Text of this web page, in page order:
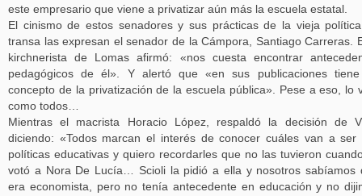
este empresario que viene a privatizar aún más la escuela estatal.
El cinismo de estos senadores y sus prácticas de la vieja
transa las expresan el senador de la Cámpora, Santiago Carreras.
kirchnerista de Lomas afirmó: «nos cuesta encontrar
pedagógicos de él». Y alertó que «en sus publicaciones
concepto de la privatización de la escuela pública». Pese a eso, lo
como todos…
Mientras el macrista Horacio López, respaldó la decisión de
diciendo: «Todos marcan el interés de conocer cuáles van a ser
políticas educativas y quiero recordarles que no las tuvieron
votó a Nora De Lucía… Scioli la pidió a ella y nosotros sabíamos
era economista, pero no tenía antecedente en educación y no